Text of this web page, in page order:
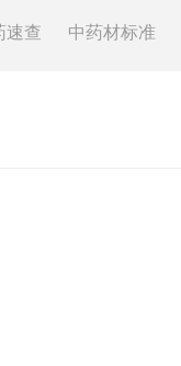
速查 中药材标准